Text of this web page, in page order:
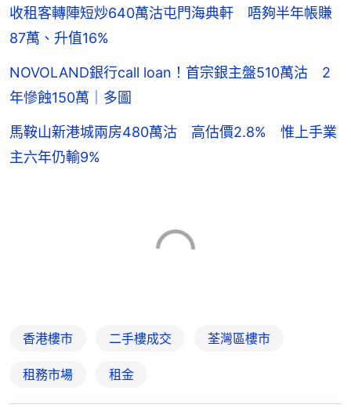
收租客轉陣短炒640萬沽屯門海典軒 唔夠半年帳賺
87萬、升值16%
NOVOLAND銀行call loan！首宗銀主盤510萬沽 2
年慘蝕150萬｜多圖
馬鞍山新港城兩房480萬沽 高估價2.8% 惟上手業
主六年仍輸9%
香港樓市 二手樓成交 荃灣區樓市
租務市場 租金